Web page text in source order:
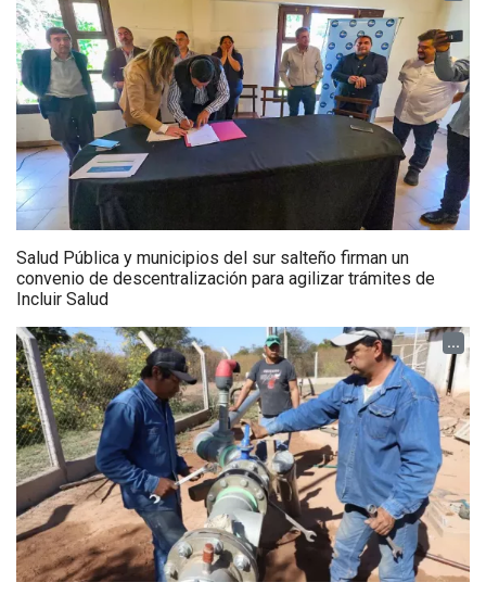
Salud Pública y municipios del sur salteño firman un
convenio de descentralización para agilizar trámites de
Incluir Salud
...